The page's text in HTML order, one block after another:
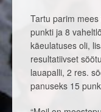
Tartu parim
punkti ja 8
käeulatuses oli,
resultatiivset
lauapalli, 2 res.
panuseks 15